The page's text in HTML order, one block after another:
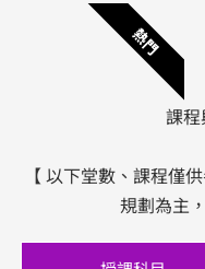
熱門
課
【 以下堂數、課程僅
規劃為主